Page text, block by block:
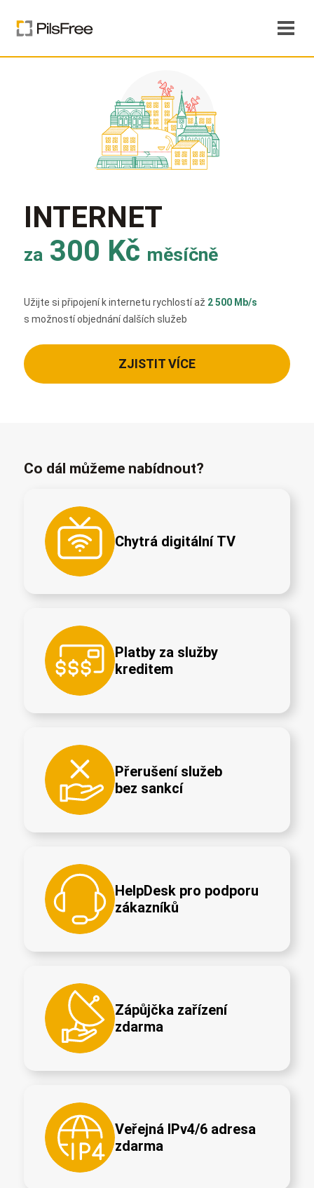
INTERNET
za300 Kč měsíčně
Užijte si připojení k internetu rychlostí až 2 500 Mb/s
s možností objednání dalších služeb
ZJISTIT VÍCE
Co dál můžeme nabídnout?
Chytrá digitální TV
Platby za služby
kreditem
Přerušení služeb
bez sankcí
HelpDesk pro podporu
zákazníků
Zápůjčka zařízení
zdarma
Veřejná IPv4/6 adresa
zdarma